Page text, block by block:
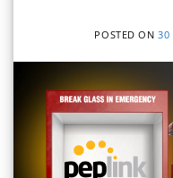
POSTED ON30